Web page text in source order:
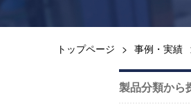
トップページ 事例・実績
製品分類から